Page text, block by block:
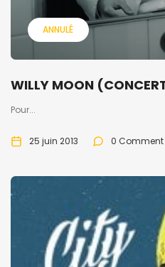
ANNULÉ
WILLY MOON
Pour...
25 juin 2013 0 Comment